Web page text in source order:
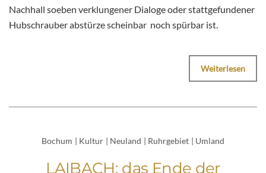
Nachhall soeben verklungener Dialoge oder stattgefundener
Hubschrauber abstürze scheinbar noch spürbar ist.
Weiterlesen
Bochum | Kultur | Neuland | Ruhrgebiet | Umland
LAIBACH: das Ende der